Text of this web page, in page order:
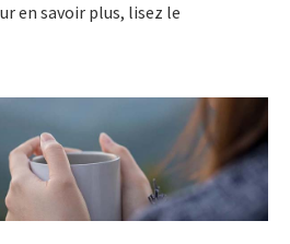
en savoir plus, lisez le